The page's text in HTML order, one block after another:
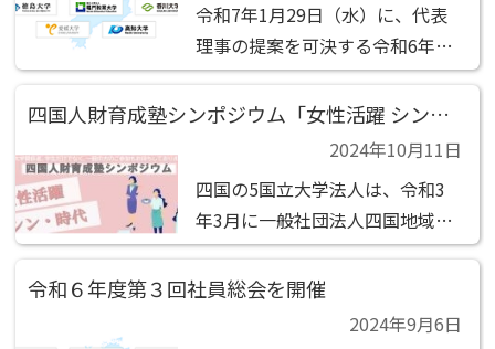
シンポジウム当番大学の件 （3）
第3号議案 社員...
令和7年1月29日（水）に、代表
理事の提案を可決する令和6年度
第5回理事会の決議があったもの
とみなされました。 決議事項
（1）第1号議案 四国人財育成塾
四国人財育成塾シンポジウム「女性活躍 シン・時代」の開催について（ご案内）
2024年10月11日
四国の5国立大学法人は、令和3
年3月に一般社団法人四国地域大
学ネットワーク機構を設立し、人
材育成の充実、研究の活性化、社
会連携の推進のための事業展開を
令和６年度第３回社員総会を開催
2024年9月6日